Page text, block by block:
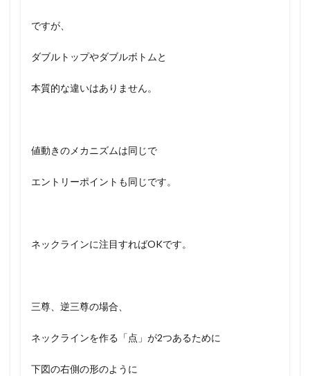
ですが、
ダブルトップやダブルボトムと
本質的な違いはありません。
値動きのメカニズムは同じで
エントリーポイントも同じです。
ネックラインに注目すればOKです。
三尊、逆三尊の場合、
ネックラインを作る「点」が2つあるために
下図の右側の形のように